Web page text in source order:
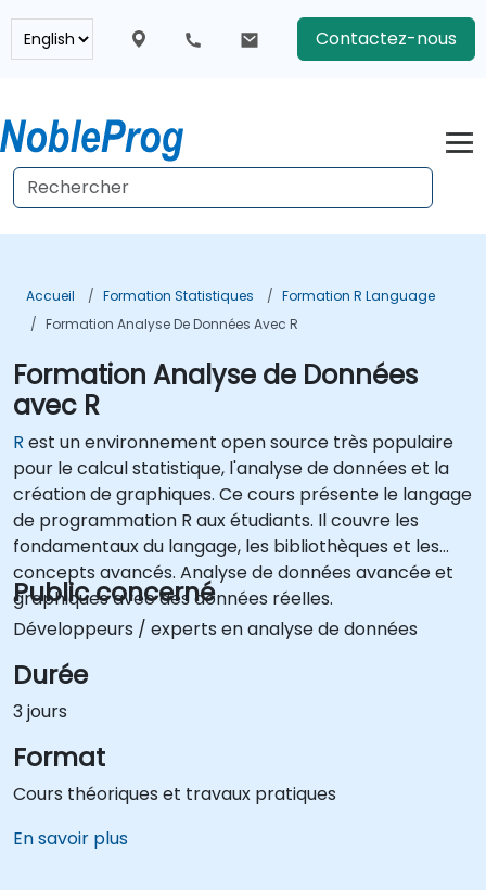
Contactez-nous
Accueil Formation Statistiques
Formation R Language
Formation Analyse De Données Avec R
Formation Analyse de Données
avec R
R est un environnement open source très populaire
pour le calcul statistique, l'analyse de données et la
création de graphiques. Ce cours présente le langage
de programmation R aux étudiants. Il couvre les
fondamentaux du langage, les bibliothèques et les
concepts avancés. Analyse de données avancée et
graphiques avec des données réelles.
Public concerné
Développeurs / experts en analyse de données
Durée
3 jours
Format
Cours théoriques et travaux pratiques
En savoir plus